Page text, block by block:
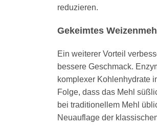
reduzieren.
Gekeimtes
Ein weiterer Vorteil
bessere Geschmack.
komplexer Kohlenhydrate
Folge, dass das Mehl
bei traditionellem Mehl
Neuauflage der